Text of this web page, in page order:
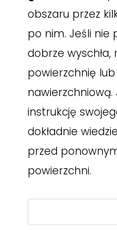
obszaru przez
po nim. Jeśli nie
dobrze wyschła,
powierzchnię
nawierzchniową.
instrukcję
dokładnie
przed
powierzchni.